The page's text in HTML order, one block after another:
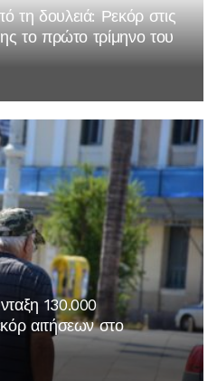
τη δουλειά: Ρεκόρ στις
το πρώτο τρίμηνο του
130.000
αιτήσεων στο